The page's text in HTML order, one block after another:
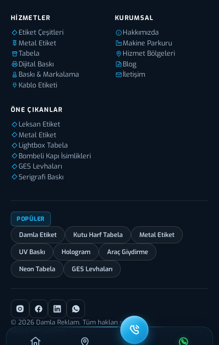
HIZMETLER
Etiket Çeşitleri
Metal Etiket
Tabela
Dijital Baskı
Baskı & Markalama
Kablo Etiketi
KURUMSAL
Hakkımızda
Makine Parkuru
Hizmet Bölgeleri
Blog
İletişim
ÖNE ÇIKANLAR
Leksan Etiket
Metal Etiket
Lightbox Tabela
Bombeli Kapı İsimlikleri
GES Levhaları
Serigrafi Baskı
POPÜLER
Damla Etiket Kutu Harf Tabela Metal Etiket
UV Baskı Hologram Araç Giydirme
Neon Tabela GES Levhaları
© 2026 Damla Reklam. Tüm hakları saklıdır.
Gizlilik